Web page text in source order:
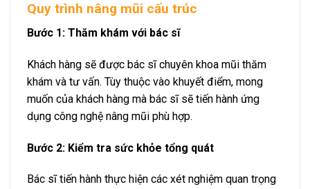
Quy trình nâng mũi cấu trúc
Bước 1: Thăm khám với bác sĩ
Khách hàng sẽ được bác sĩ chuyên khoa mũi thăm
khám và tư vấn. Tùy thuộc vào khuyết điểm, mong
muốn của khách hàng mà bác sĩ sẽ tiến hành ứng
dụng công nghệ nâng mũi phù hợp.
Bước 2: Kiểm tra sức khỏe tổng quát
Bác sĩ tiến hành thực hiện các xét nghiệm quan trọng